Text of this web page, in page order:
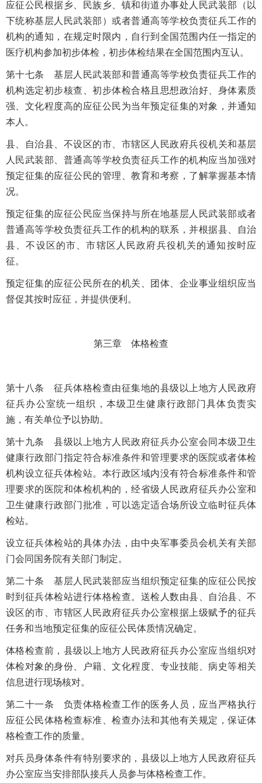
应征公民根据乡、民族乡、镇和街道办事处人民武装部（以
下统称基层人民武装部）或者普通高等学校负责征兵工作的
机构的通知，在规定时限内，自行到全国范围内任一指定的
医疗机构参加初步体检，初步体检结果在全国范围内互认。
第十七条 基层人民武装部和普通高等学校负责征兵工作的
机构选定初步核查、初步体检合格且思想政治好、身体素质
强、文化程度高的应征公民为当年预定征集的对象，并通知
本人。
县、自治县、不设区的市、市辖区人民政府兵役机关和基层
人民武装部、普通高等学校负责征兵工作的机构应当加强对
预定征集的应征公民的管理、教育和考察，了解掌握基本情
况。
预定征集的应征公民应当保持与所在地基层人民武装部或者
普通高等学校负责征兵工作的机构的联系，并根据县、自治
县、不设区的市、市辖区人民政府兵役机关的通知按时应
征。
预定征集的应征公民所在的机关、团体、企业事业组织应当
督促其按时应征，并提供便利。
第三章 体格检查
第十八条 征兵体格检查由征集地的县级以上地方人民政府
征兵办公室统一组织，本级卫生健康行政部门具体负责实
施，有关单位予以协助。
第十九条 县级以上地方人民政府征兵办公室会同本级卫生
健康行政部门指定符合标准条件和管理要求的医院或者体检
机构设立征兵体检站。本行政区域内没有符合标准条件和管
理要求的医院和体检机构的，经省级人民政府征兵办公室和
卫生健康行政部门批准，可以选定适合场所设立临时征兵体
检站。
设立征兵体检站的具体办法，由中央军事委员会机关有关部
门会同国务院有关部门制定。
第二十条 基层人民武装部应当组织预定征集的应征公民按
时到征兵体检站进行体格检查。送检人数由县、自治县、不
设区的市、市辖区人民政府征兵办公室根据上级赋予的征兵
任务和当地预定征集的应征公民体质情况确定。
体格检查前，县级以上地方人民政府征兵办公室应当组织对
体检对象的身份、户籍、文化程度、专业技能、病史等相关
信息进行现场核对。
第二十一条 负责体格检查工作的医务人员，应当严格执行
应征公民体格检查标准、检查办法和其他有关规定，保证体
格检查工作的质量。
对兵员身体条件有特别要求的，县级以上地方人民政府征兵
办公室应当安排部队接兵人员参与体格检查工作。